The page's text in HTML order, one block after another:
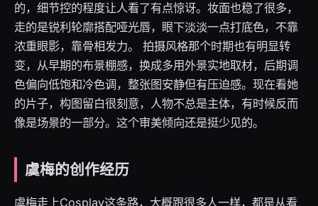
的，细节控的程度让人看了有点惊讶。妆面也稳了很多，
走的是锐利轮廓搭配哑光唇，眼下淡淡一点打底色，不靠
浓重眼影，靠骨相发力。 拍摄风格那个时期也有明显转
变，从早期的布景棚感，换成多用外景实地取材，后期调
色偏向低饱和冷色调，整张图安静但有压迫感。现在看她
的片子，构图留白很刻意，人物不总是主体，有时候反而
像是场景的一部分。这个审美倾向还是挺少见的。
虞梅的创作经历
虞梅走上Cosplay这条路，大概跟很多人一样，都是从看